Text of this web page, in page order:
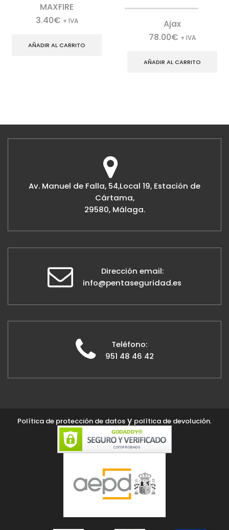
MAXFIRE
3.40€ + IVA
AÑADIR AL CARRITO
Ajax
78.00€ + IVA
AÑADIR AL CARRITO
Av. Manuel de Falla, 54,Local 19, Estación de
Cártama,
29580, Málaga.
Dirección email:
info@pentaseguridad.es
Teléfono:
951 48 46 42
Política de protección de datos y política de devolución.